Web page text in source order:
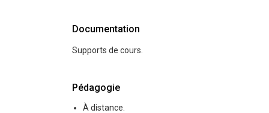
Documentation
Supports de cours.
Pédagogie
À distance.